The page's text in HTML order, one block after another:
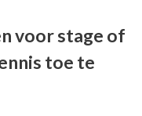
voor stage of
toe te